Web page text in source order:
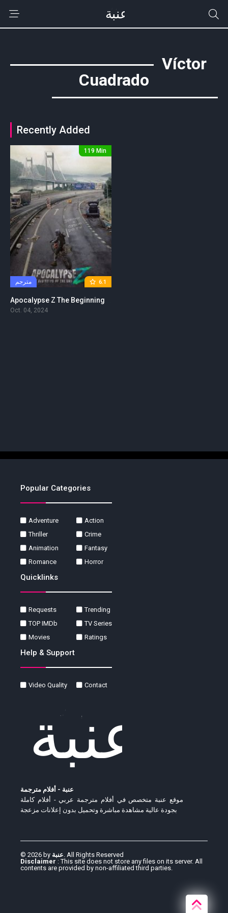
Víctor
Cuadrado
Recently Added
6.1 مترجم
119 Min
Oct. 04, 2024
Popular Categories
Adventure
Action
Thriller
Crime
Animation
Fantasy
Romance
Horror
Quicklinks
Requests
Trending
TOP IMDb
TV Series
Movies
Ratings
Help & Support
Video Quality Contact
عنبة - أفلام مترجمة
موقع عنبة متخصص في أفلام مترجمة عربي - أفلام كاملة
بجودة عالية مشاهدة مباشرة وتحميل بدون إعلانات مزعجة
© 2026 by عنبة. All Rights Reserved
Disclaimer : This site does not store any files on its server. All
contents are provided by non-affiliated third parties.